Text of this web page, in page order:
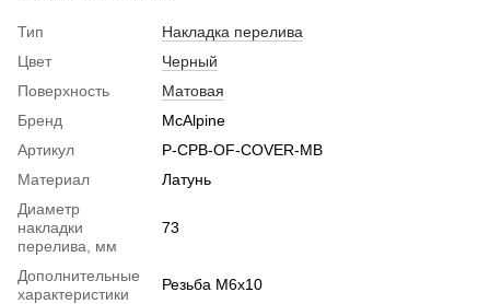
Тип
Накладка перелива
Цвет
Черный
Поверхность
Матовая
Бренд
McAlpine
Артикул
P-CPB-OF-COVER-MB
Материал
Латунь
Диаметр
накладки
перелива, мм
73
Дополнительные
характеристики
Резьба M6х10